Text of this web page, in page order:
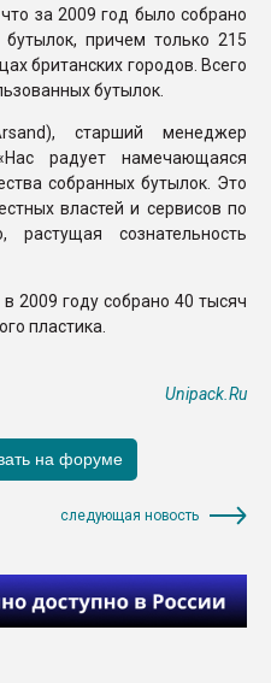
за 2009 год было собрано
причем только 215
британских городов. Всего
бутылок.
старший менеджер
радует намечающаяся
собранных бутылок. Это
властей и сервисов по
сознательность
2009 году собрано 40 тысяч
пластика.
Unipack.Ru
следующая новость